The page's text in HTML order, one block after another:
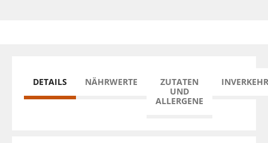
DETAILS NÄHRWERTE
ZUTATEN
UND
ALLERGENE